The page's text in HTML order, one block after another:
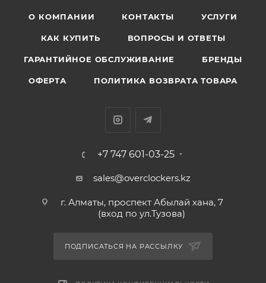
О КОМПАНИИ КОНТАКТЫ УСЛУГИ
КАК КУПИТЬ ВОПРОСЫ И ОТВЕТЫ
ГАРАНТИЙНОЕ ОБСЛУЖИВАНИЕ БРЕНДЫ
ОФЕРТА ПОЛИТИКА ВОЗВРАТА ТОВАРА
+7 747 601-03-25
sales@overclockers.kz
г. Алматы, проспект Абылай хана, 7
(вход по ул.Тузова)
ПОДПИСАТЬСЯ НА РАССЫЛКУ